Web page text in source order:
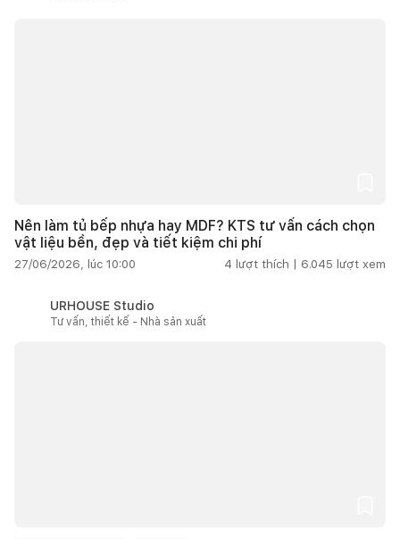
Nên làm tủ bếp nhựa hay MDF? KTS tư vấn cách chọn
vật liệu bền, đẹp và tiết kiệm chi phí
27/06/2026, lúc 10:00 4 lượt thích | 6.045 lượt xem
URHOUSE Studio
Tư vấn, thiết kế - Nhà sản xuất